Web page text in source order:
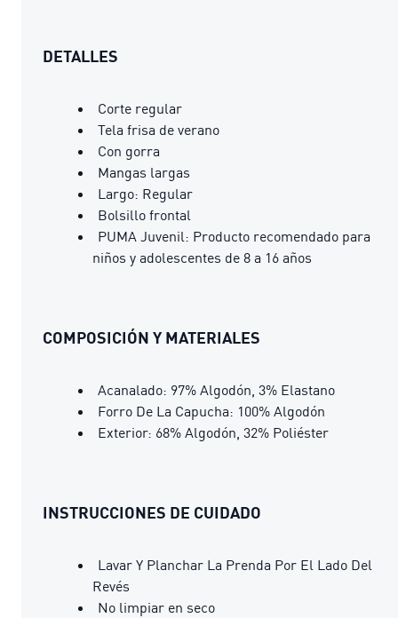
DETALLES
Corte regular
Tela frisa de verano
Con gorra
Mangas largas
Largo: Regular
Bolsillo frontal
PUMA Juvenil: Producto recomendado para
niños y adolescentes de 8 a 16 años
COMPOSICIÓN Y MATERIALES
Acanalado: 97% Algodón, 3% Elastano
Forro De La Capucha: 100% Algodón
Exterior: 68% Algodón, 32% Poliéster
INSTRUCCIONES DE CUIDADO
Lavar Y Planchar La Prenda Por El Lado Del
Revés
No limpiar en seco